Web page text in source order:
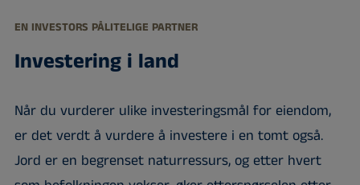
EN INVESTORS PÅLITELIGE PARTNER
Investering i land
Når du vurderer ulike investeringsmål for eiendom,
er det verdt å vurdere å investere i en tomt også.
Jord er en begrenset naturressurs, og etter hvert